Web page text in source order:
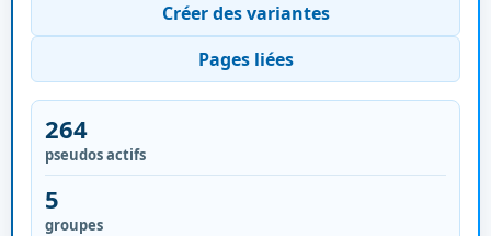
Créer des variantes
Pages liées
264
pseudos actifs
5
groupes